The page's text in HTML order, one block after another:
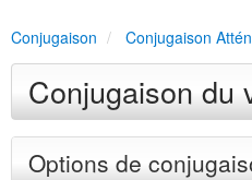
Conjugaison Conjugaison
Conjugaison du
Options de